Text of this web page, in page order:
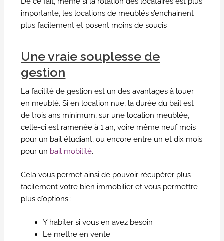
importante, les locations de meublés s’enchainent
plus facilement et posent moins de soucis
Une vraie souplesse de
gestion
La facilité de gestion est un des avantages à louer
en meublé. Si en location nue, la durée du bail est
de trois ans minimum, sur une location meublée,
celle-ci est ramenée à 1 an, voire même neuf mois
pour un bail étudiant, ou encore entre un et dix mois
pour un bail mobilité.
Cela vous permet ainsi de pouvoir récupérer plus
facilement votre bien immobilier et vous permettre
plus d’options :
Y habiter si vous en avez besoin
Le mettre en vente